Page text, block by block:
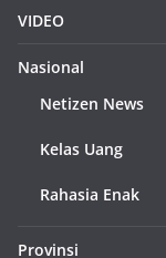
VIDEO
Nasional
Netizen News
Kelas Uang
Rahasia Enak
Provinsi